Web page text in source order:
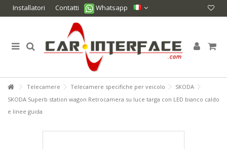
Installatori Contatti Whatsapp
Telecamere Telecamere specifiche per veicolo
SKODA
SKODA Superb station wagon Retrocamera su luce targa con LED bianco caldo
e linee guida